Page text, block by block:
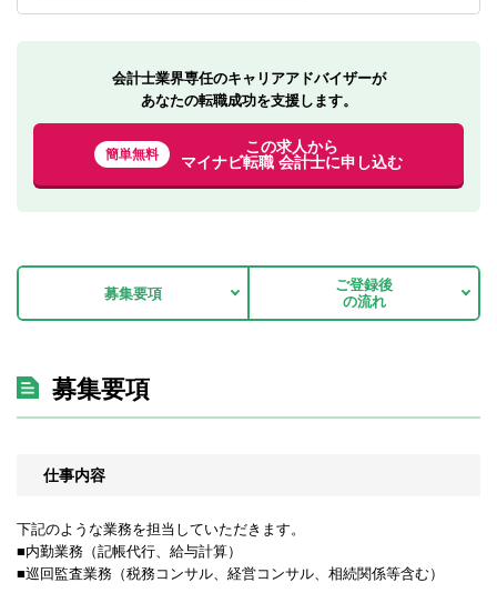
会計士業界専任のキャリアアドバイザーが
あなたの転職成功を支援します。
簡単無料
この求人から
マイナビ転職 会計士に申し込む
募集要項
ご登録後
の流れ
募集要項
仕事内容
下記のような業務を担当していただきます。
■内勤業務（記帳代行、給与計算）
■巡回監査業務（税務コンサル、経営コンサル、相続関係等含む）